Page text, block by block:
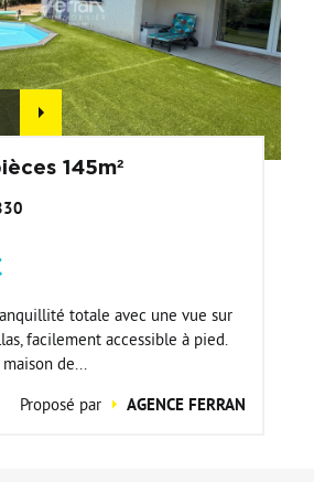
145m²
totale avec une vue sur
facilement accessible à pied.
de...
Proposé par
AGENCE FERRAN